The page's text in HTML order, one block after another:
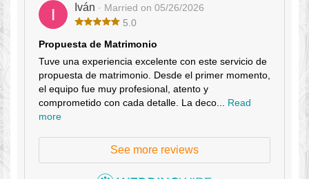
Iván · Married on 05/26/2026
5.0
Propuesta de Matrimonio
Tuve una experiencia excelente con este servicio de
propuesta de matrimonio. Desde el primer momento,
el equipo fue muy profesional, atento y
comprometido con cada detalle. La deco... Read
more
See more reviews